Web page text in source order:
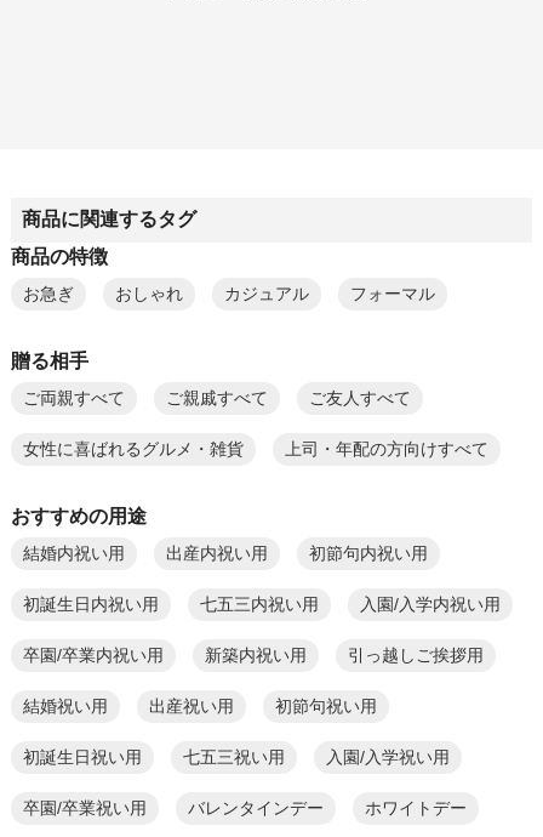
商品に関連するタグ
商品の特徴
お急ぎ おしゃれ カジュアル フォーマル
贈る相手
ご両親すべて ご親戚すべて ご友人すべて
女性に喜ばれるグルメ・雑貨 上司・年配の方向けすべて
おすすめの用途
結婚内祝い用 出産内祝い用 初節句内祝い用
初誕生日内祝い用 七五三内祝い用 入園/入学内祝い用
卒園/卒業内祝い用 新築内祝い用 引っ越しご挨拶用
結婚祝い用 出産祝い用 初節句祝い用
初誕生日祝い用 七五三祝い用 入園/入学祝い用
卒園/卒業祝い用 バレンタインデー ホワイトデー